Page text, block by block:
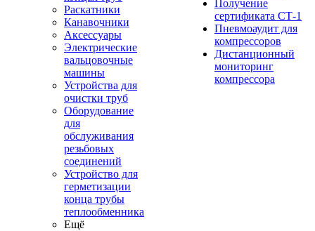
Раскатники
Канавочники
Аксессуары
Электрические
вальцовочные
машины
Устройства для
очистки труб
Оборудование
для
обслуживания
резьбовых
соединений
Устройство для
герметизации
конца трубы
теплообменника
Ещё
Получение
сертификата СТ-1
Пневмоаудит для
компрессоров
Дистанционный
мониторинг
компрессора